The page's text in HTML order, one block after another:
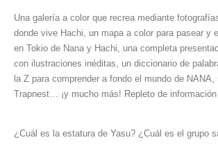
Una galería a color que recrea mediante
donde vive Hachi, un mapa a color para pasear y
en Tokio de Nana y Hachi, una completa
con ilustraciones inéditas, un diccionario de
la Z para comprender a fondo el mundo de
Trapnest… ¡y mucho más! Repleto de
¿Cuál es la estatura de Yasu? ¿Cuál es el grupo